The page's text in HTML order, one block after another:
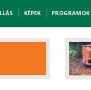
KÉPEK PROGRAMOK